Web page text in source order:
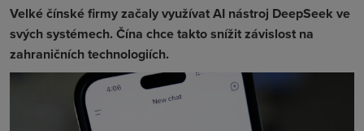
Velké čínské firmy začaly využívat AI nástroj DeepSeek ve
svých systémech. Čína chce takto snížit závislost na
zahraničních technologiích.